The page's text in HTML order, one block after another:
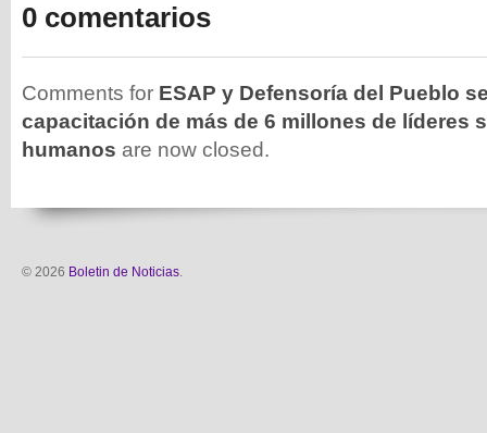
0 comentarios
Comments for ESAP y Defensoría del Pueblo
capacitación de más de 6 millones de líderes
humanos are now closed.
© 2026 Boletin de Noticias.